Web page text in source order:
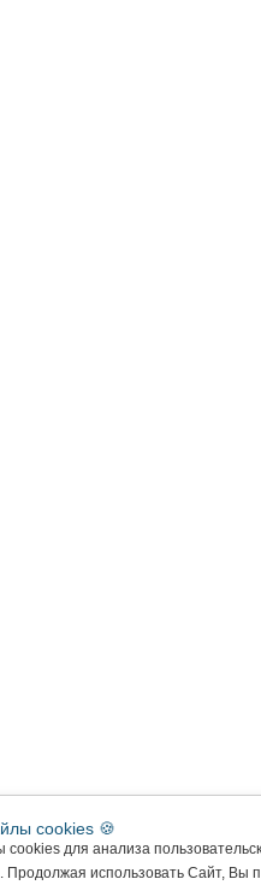
cookies 🍪
для анализа
использовать Сайт, Вы